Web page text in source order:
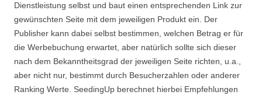
Dienstleistung selbst und baut einen entsprechenden Link zur
gewünschten Seite mit dem jeweiligen Produkt ein. Der
Publisher kann dabei selbst bestimmen, welchen Betrag er für
die Werbebuchung erwartet, aber natürlich sollte sich dieser
nach dem Bekanntheitsgrad der jeweiligen Seite richten, u.a.,
aber nicht nur, bestimmt durch Besucherzahlen oder anderer
Ranking Werte. SeedingUp berechnet hierbei Empfehlungen